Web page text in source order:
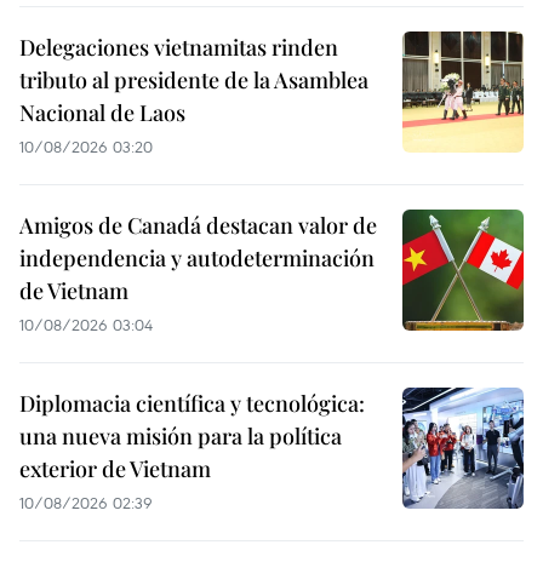
Delegaciones vietnamitas rinden
tributo al presidente de la Asamblea
Nacional de Laos
10/08/2026 03:20
Amigos de Canadá destacan valor de
independencia y autodeterminación
de Vietnam
10/08/2026 03:04
Diplomacia científica y tecnológica:
una nueva misión para la política
exterior de Vietnam
10/08/2026 02:39